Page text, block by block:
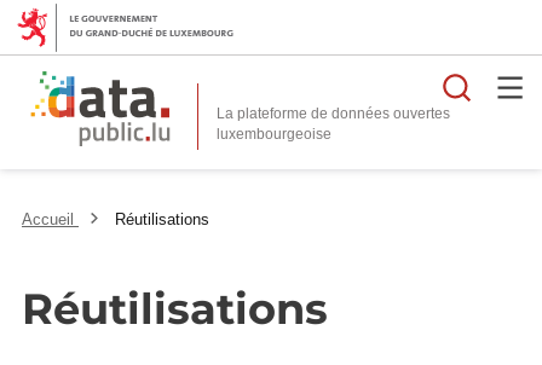
La plateforme de données ouvertes
Accueil Réutilisations
Réutilisations